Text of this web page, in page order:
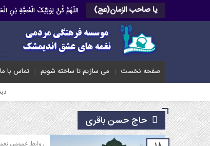
یا صاحب الزمان(عج) اللّهُمَّ کُنْ لِوَلِیِّکَ الْحُجَّةِ بْنِ
صفحه نخست می سازیم تا ساخته شویم تماس با ما
دیدار با
حاج حسن باقری
روابط عمومی